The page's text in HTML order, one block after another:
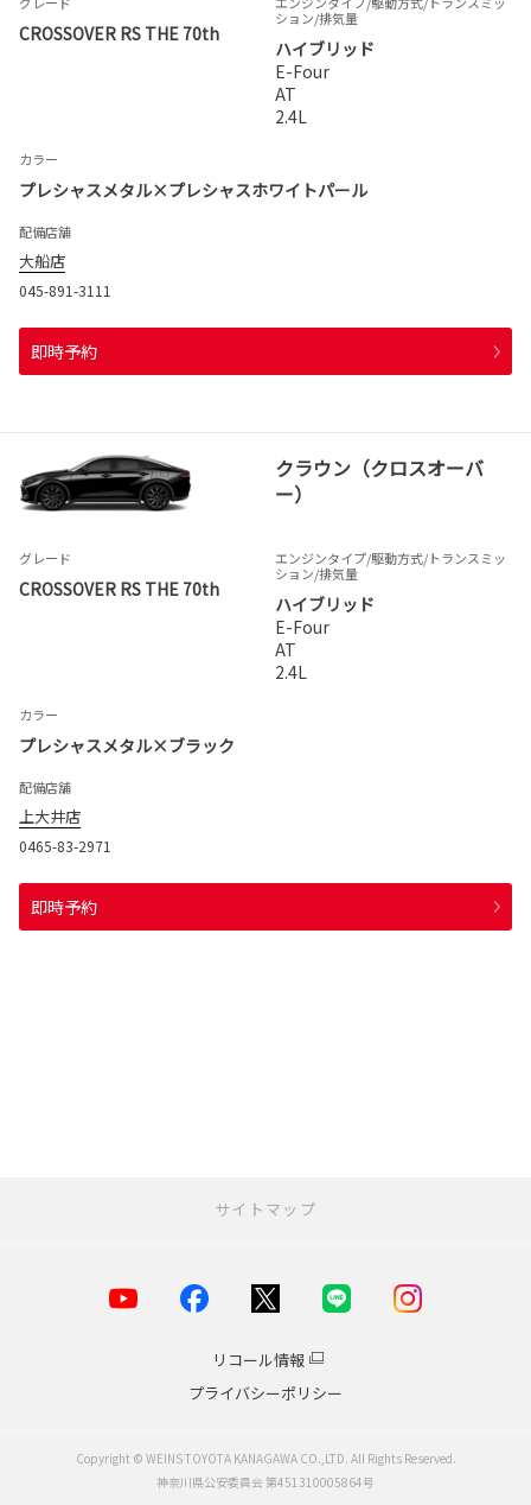
CROSSOVER RS THE 70th
ション/排気量
ハイブリッド
E-Four
AT
2.4L
カラー
プレシャスメタル×プレシャスホワイトパール
配備店舗
大船店
045-891-3111
即時予約
クラウン（クロスオーバ
ー）
グレード
CROSSOVER RS THE 70th
エンジンタイプ/駆動方式/トランスミッ
ション/排気量
ハイブリッド
E-Four
AT
2.4L
カラー
プレシャスメタル×ブラック
配備店舗
上大井店
0465-83-2971
即時予約
サイトマップ
鎌倉・湘南エリア
リコール情報
プライバシーポリシー
Copyright © WEINS TOYOTA KANAGAWA CO.,LTD. All Rights Reserved.
神奈川県公安委員会 第451310005864号